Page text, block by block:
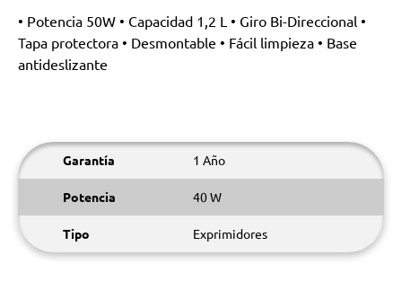
• Potencia 50W • Capacidad 1,2 L • Giro Bi-Direccional •
Tapa protectora • Desmontable • Fácil limpieza • Base
antideslizante
Garantía 1 Año
Potencia 40 W
Tipo Exprimidores